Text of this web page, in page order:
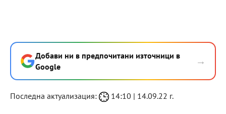
Добави ни в предпочитани източници в
Google
→
Последна актуализация: 14:10 | 14.09.22 г.